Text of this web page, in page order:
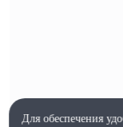
Для обеспечения